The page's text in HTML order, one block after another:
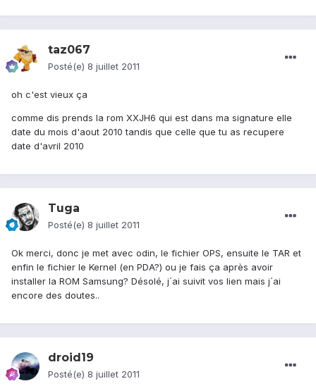
taz067
Posté(e) 8 juillet 2011
oh c'est vieux ça
comme dis prends la rom XXJH6 qui est dans ma signature elle
date du mois d'aout 2010 tandis que celle que tu as recupere
date d'avril 2010
Tuga
Posté(e) 8 juillet 2011
Ok merci, donc je met avec odin, le fichier OPS, ensuite le TAR et
enfin le fichier le Kernel (en PDA?) ou je fais ça après avoir
installer la ROM Samsung? Désolé, j´ai suivit vos lien mais j´ai
encore des doutes..
droid19
Posté(e) 8 juillet 2011